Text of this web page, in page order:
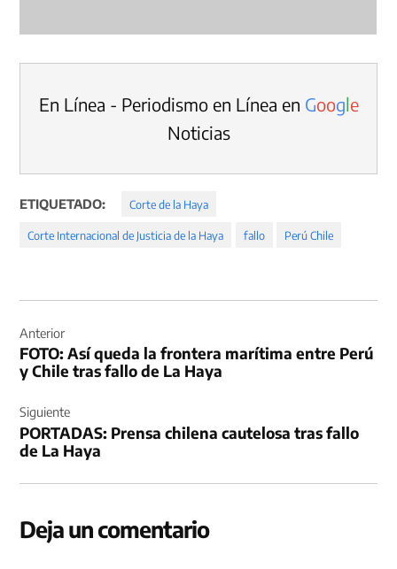
En Línea - Periodismo en Línea en Google
Noticias
ETIQUETADO: Corte de la Haya
Corte Internacional de Justicia de la Haya fallo Perú Chile
de
entradas
Anterior
FOTO: Así queda la frontera marítima entre Perú
y Chile tras fallo de La Haya
Siguiente
PORTADAS: Prensa chilena cautelosa tras fallo
de La Haya
Deja un comentario